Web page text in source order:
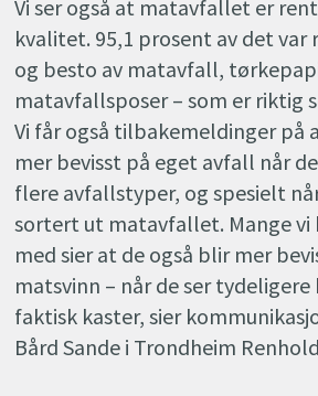
Vi ser også at matavfallet er
kvalitet. 95,1 prosent av det
og besto av matavfall,
matavfallsposer – som er riktig
Vi får også tilbakemeldinger på
mer bevisst på eget avfall når
flere avfallstyper, og spesielt
sortert ut matavfallet. Mange vi
med sier at de også blir mer
matsvinn – når de ser tydeligere
faktisk kaster, sier
Bård Sande i Trondheim